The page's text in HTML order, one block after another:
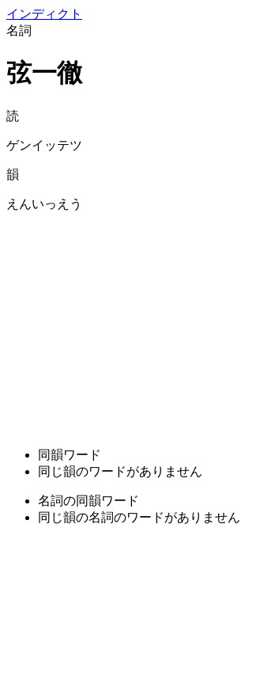
インディクト
名詞
弦一徹
読
ゲンイッテツ
韻
えんいっえう
同韻ワード
同じ韻のワードがありません
名詞の同韻ワード
同じ韻の名詞のワードがありません